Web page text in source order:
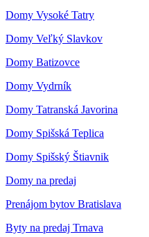
Domy Vysoké Tatry
Domy Veľký Slavkov
Domy Batizovce
Domy Vydrník
Domy Tatranská Javorina
Domy Spišská Teplica
Domy Spišský Štiavnik
Domy na predaj
Prenájom bytov Bratislava
Byty na predaj Trnava